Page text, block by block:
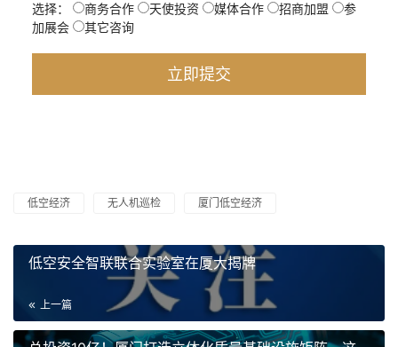
选择： 商务合作 天使投资 媒体合作 招商加盟
参
加展会
其它咨询
低空经济 无人机巡检 厦门低空经济
低空安全智联联合实验室在厦大揭牌
上一篇